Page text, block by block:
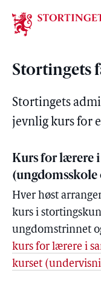
Stortinget.no
Stortingets
Stortingets
jevnlig kurs for
Kurs for lærere
(ungdomsskole
Hver høst
kurs i
ungdomstrinnet
kurs for lærere i
kurset